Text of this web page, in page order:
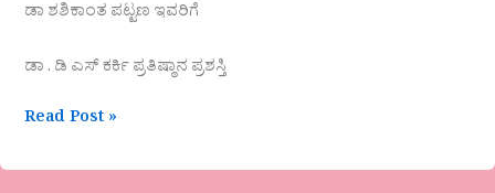
ಡಾ ಶಶಿಕಾಂತ ಪಟ್ಟಣ ಇವರಿಗೆ
ಡಾ . ಡಿ ಎಸ್‌ ಕರ್ಕಿ ಪ್ರತಿಷ್ಠಾನ ಪ್ರಶಸ್ತಿ
Read Post »